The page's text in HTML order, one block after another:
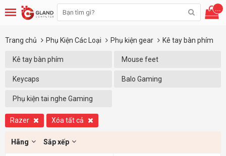
...
Trang chủ Phụ Kiện Các Loại Phụ kiện gear Kê tay bàn phím
Kê tay bàn phím Mouse feet
Keycaps Balo Gaming
Phụ kiện tai nghe Gaming
Razer Xóa tất cả
Hãng Sắp xếp